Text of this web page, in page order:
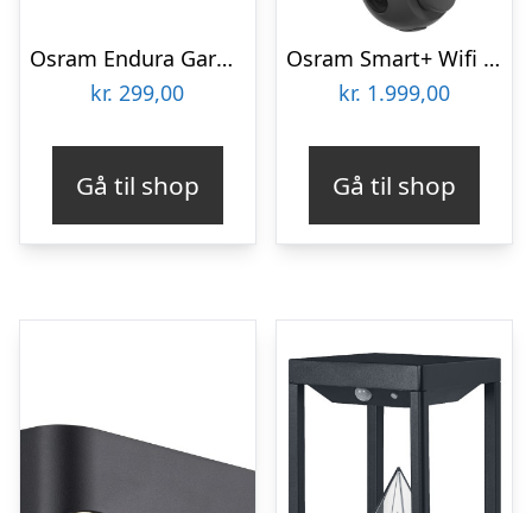
Osram Endura Garden udendørs væglampe med sensor
kr. 299,00
Gå til shop
Osram Smart+ Wifi Floodlight udendørs væglampe med kamera og sensor
kr. 1.999,00
Gå til shop